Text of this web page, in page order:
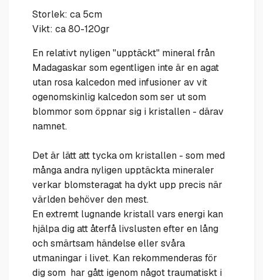
Storlek: ca 5cm
Vikt: ca 80-120gr
En relativt nyligen "upptäckt" mineral från
Madagaskar som egentligen inte är en agat
utan rosa kalcedon med infusioner av vit
ogenomskinlig kalcedon som ser ut som
blommor som öppnar sig i kristallen - därav
namnet.
Det är lätt att tycka om kristallen - som med
många andra nyligen upptäckta mineraler
verkar blomsteragat ha dykt upp precis när
världen behöver den mest.
En extremt lugnande kristall vars energi kan
hjälpa dig att återfå livslusten efter en lång
och smärtsam händelse eller svåra
utmaningar i livet. Kan rekommenderas för
dig som har gått igenom något traumatiskt i